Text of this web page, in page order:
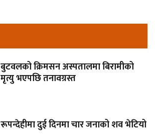
बुटवलको क्रिमसन अस्पतालमा बिरामीको
मृत्यु भएपछि तनावग्रस्त
रूपन्देहीमा दुई दिनमा चार जनाको शव भेटियो